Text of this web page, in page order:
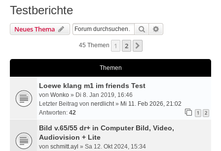
Testberichte
Neues Thema Suche
45 Themen 1 2
Themen
Loewe klang m1 im friends Test
von Wonko » Di 8. Jan 2019, 16:46
Letzter Beitrag von nerdlicht» Mi 11. Feb 2026, 21:02
Antworten: 42 1 2
Bild v.65/55 dr+ in Computer Bild, Video,
Audiovision + Lite
von schmitt.ayl » Sa 12. Okt 2024, 15:34